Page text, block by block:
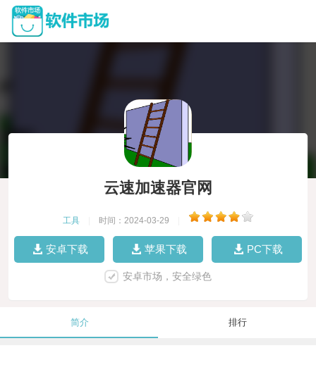
云速加速器官网
工具 时间：2024-03-29
安卓下载 苹果下载 PC下载
安卓市场，安全绿色
简介 排行